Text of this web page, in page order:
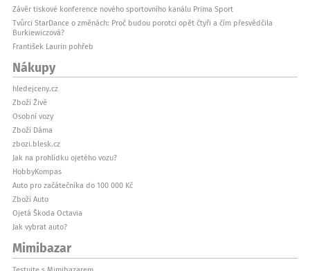
Závěr tiskové konference nového sportovního kanálu Prima Sport
Tvůrci StarDance o změnách: Proč budou porotci opět čtyři a čím přesvědčila
Burkiewiczová?
František Laurin pohřeb
Nákupy
hledejceny.cz
Zboží Živě
Osobní vozy
Zboží Dáma
zbozi.blesk.cz
Jak na prohlídku ojetého vozu?
HobbyKompas
Auto pro začátečníka do 100 000 Kč
Zboží Auto
Ojetá Škoda Octavia
Jak vybrat auto?
Mimibazar